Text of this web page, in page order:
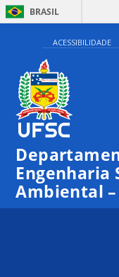
BRASIL
ACESSIBILIDADE
Engenharia
Ambiental –